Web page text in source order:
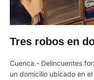
Tres robos en
Cuenca.- Delincuentes
un domicilio ubicado en